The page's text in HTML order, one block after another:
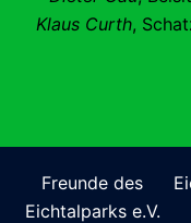
Klaus Curth,
Freunde des
Eichtalparks e.V.